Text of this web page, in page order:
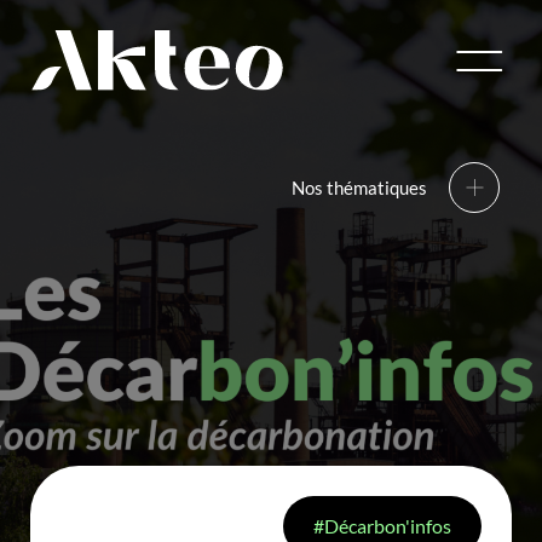
Nos thématiques
Décarbon'infos
Nous
Secteurs
Métiers
Consulting
01
Découvrir
02
Découvrir
renouvelables
Découvrir
02